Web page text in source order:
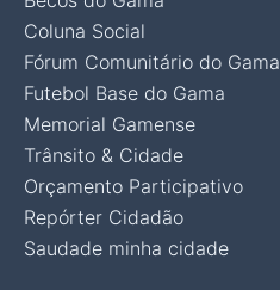
Coluna Social
Fórum Comunitário do Gama
Futebol Base do Gama
Memorial Gamense
Trânsito & Cidade
Orçamento Participativo
Repórter Cidadão
Saudade minha cidade